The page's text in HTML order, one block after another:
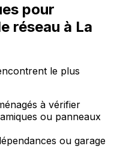
pour
réseau à La
le plus
à vérifier
ou panneaux
ou garage